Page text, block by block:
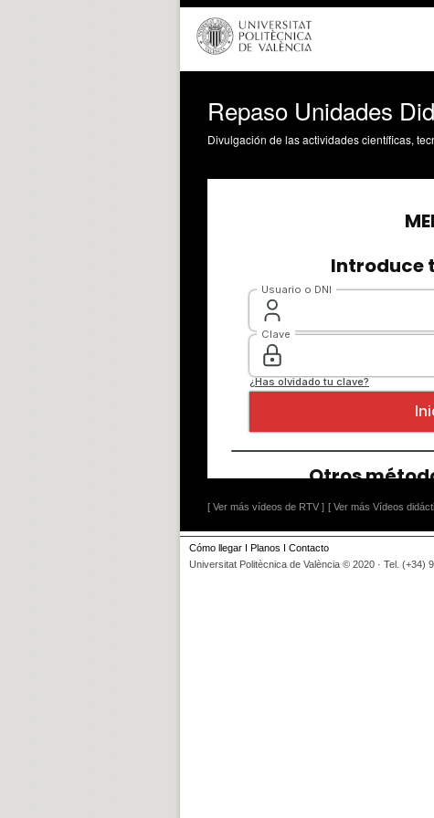
Repaso Unidades
Divulgación de las actividades científicas,
[ Ver más vídeos de RTV ] [ Ver más Vídeos
Cómo llegar I Planos I Contacto
Universitat Politècnica de València © 2020 · Tel. (+34)